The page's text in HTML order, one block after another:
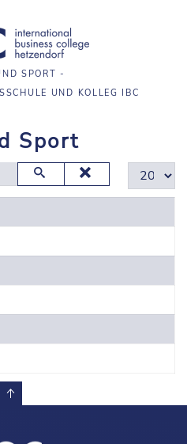
SPORT -
UND KOLLEG IBC
Sport
Anzeige #